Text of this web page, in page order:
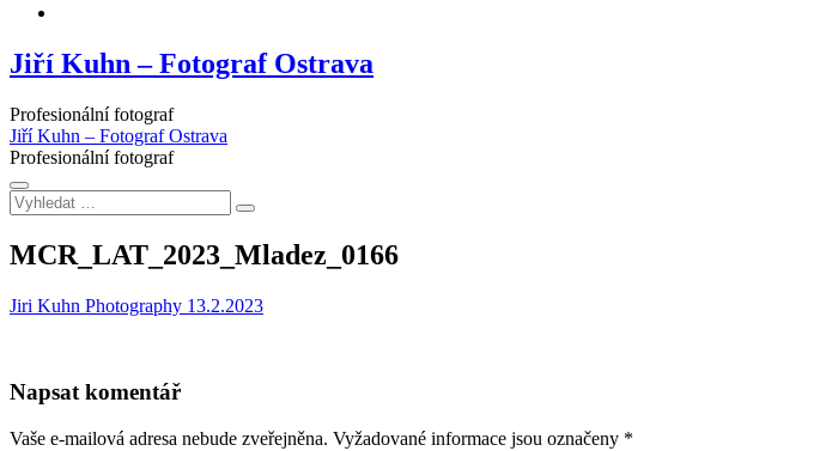
Jiří Kuhn – Fotograf Ostrava
Profesionální fotograf
Jiří Kuhn – Fotograf Ostrava
Profesionální fotograf
Vyhledat
…
MCR_LAT_2023_Mladez_0166
Jiri Kuhn Photography 13.2.2023
Napsat komentář
Vaše e-mailová adresa nebude zveřejněna. Vyžadované informace jsou označeny *